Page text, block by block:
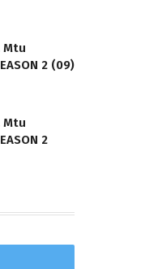
Mtu
2 (09)
Mtu
2